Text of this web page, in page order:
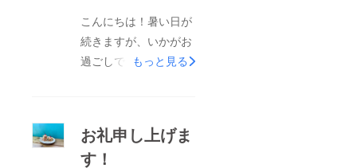
こんにちは！暑い日が
続きますが、いかがお
過ごしでしょうか？長
まして、本日リターン
発送作業を行っており
もっと見る
お礼申し上げま
す！